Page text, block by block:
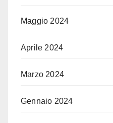
Maggio 2024
Aprile 2024
Marzo 2024
Gennaio 2024